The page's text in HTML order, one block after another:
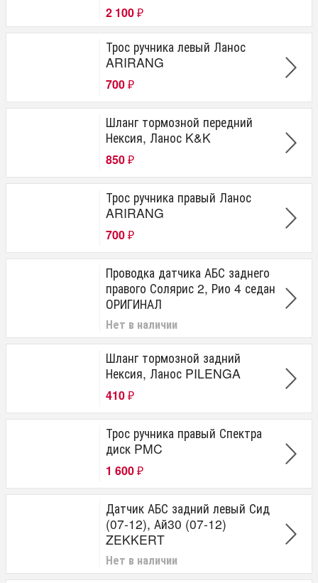
2 100 ₽
Трос ручника левый Ланос
ARIRANG
700 ₽
Шланг тормозной передний
Нексия, Ланос K&K
850 ₽
Трос ручника правый Ланос
ARIRANG
700 ₽
Проводка датчика АБС заднего
правого Солярис 2, Рио 4 седан
ОРИГИНАЛ
Нет в наличии
Шланг тормозной задний
Нексия, Ланос PILENGA
410 ₽
Трос ручника правый Спектра
диск PMC
1 600 ₽
Датчик АБС задний левый Сид
(07-12), Ай30 (07-12)
ZEKKERT
Нет в наличии